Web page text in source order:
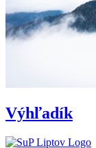
Výhľadík